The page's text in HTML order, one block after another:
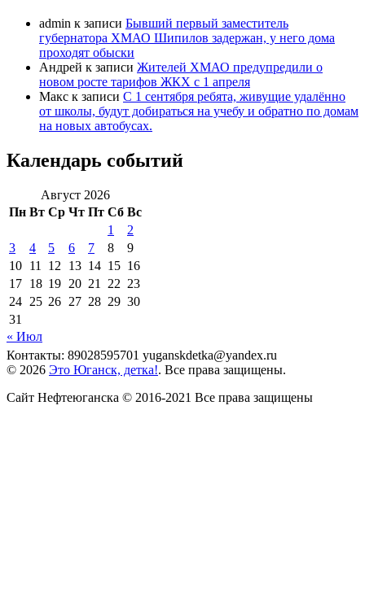
admin к записи Бывший первый заместитель
губернатора ХМАО Шипилов задержан, у него дома
проходят обыски
Андрей к записи Жителей ХМАО предупредили о
новом росте тарифов ЖКХ с 1 апреля
Макс к записи С 1 сентября ребята, живущие удалённо
от школы, будут добираться на учебу и обратно по домам
на новых автобусах.
Календарь событий
Август 2026
Пн Вт Ср Чт Пт Сб Вс
1
2
3
4 5 6 7 8
9
10 11 12 13 14 15 16
17 18 19 20 21 22 23
24 25 26 27 28 29 30
31
« Июл
Контакты: 89028595701 yuganskdetka@yandex.ru
© 2026 Это Юганск, детка!. Все права защищены.
Сайт Нефтеюганска © 2016-2021 Все права защищены